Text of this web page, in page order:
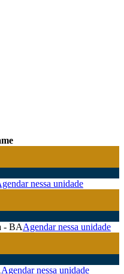
nessa unidade
- BAAgendar nessa unidade
Agendar nessa unidade